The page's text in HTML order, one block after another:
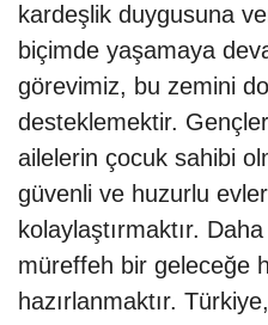
kardeşlik duygusuna
biçimde yaşamaya
görevimiz, bu zemini
desteklemektir.
ailelerin çocuk sahibi
güvenli ve huzurlu
kolaylaştırmaktır.
müreffeh bir geleceğe
hazırlanmaktır.